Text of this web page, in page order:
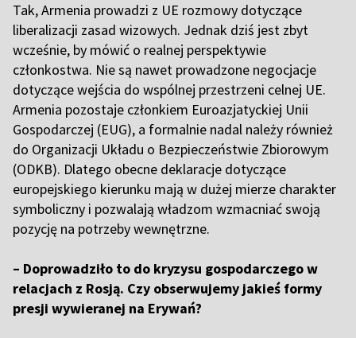
Tak, Armenia prowadzi z UE rozmowy dotyczące
liberalizacji zasad wizowych. Jednak dziś jest zbyt
wcześnie, by mówić o realnej perspektywie
członkostwa. Nie są nawet prowadzone negocjacje
dotyczące wejścia do wspólnej przestrzeni celnej UE.
Armenia pozostaje członkiem Euroazjatyckiej Unii
Gospodarczej (EUG), a formalnie nadal należy również
do Organizacji Układu o Bezpieczeństwie Zbiorowym
(ODKB). Dlatego obecne deklaracje dotyczące
europejskiego kierunku mają w dużej mierze charakter
symboliczny i pozwalają władzom wzmacniać swoją
pozycję na potrzeby wewnętrzne.
– Doprowadziło to do kryzysu gospodarczego w
relacjach z Rosją. Czy obserwujemy jakieś formy
presji wywieranej na Erywań?